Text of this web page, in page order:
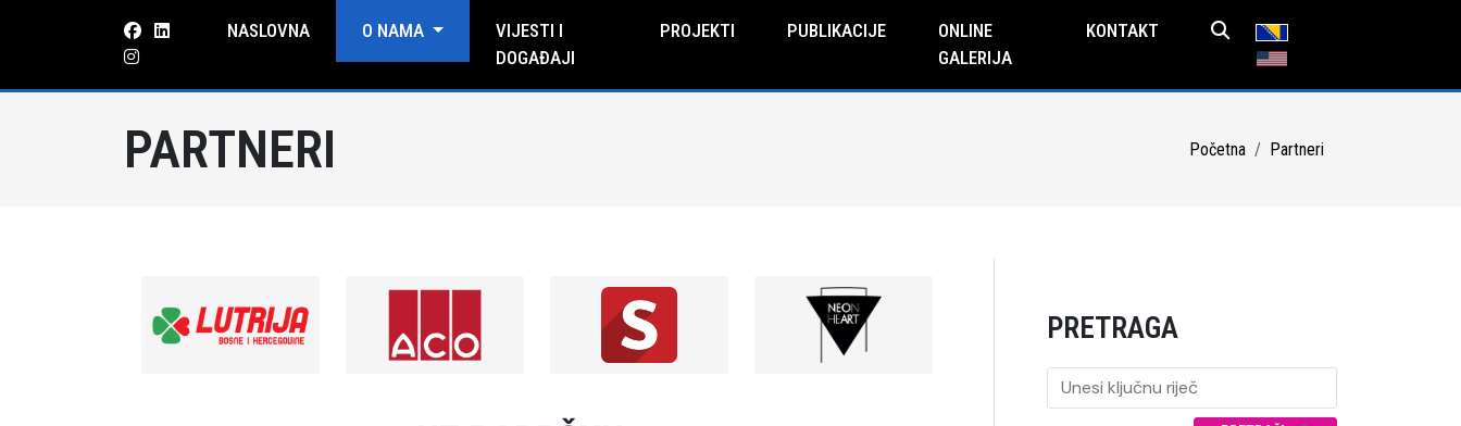
NASLOVNA O NAMA
VIJESTI I
DOGAĐAJI
PROJEKTI PUBLIKACIJE
ONLINE
GALERIJA
KONTAKT
PARTNERI Početna Partneri
PRETRAGA